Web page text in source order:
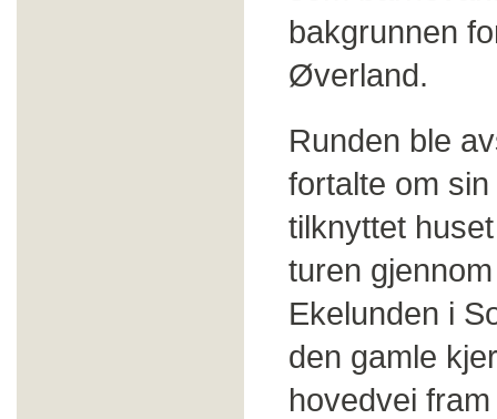
bakgrunnen
Øverland.
Runden ble
fortalte om
tilknyttet
turen
Ekelunden i
den gamle
hovedvei